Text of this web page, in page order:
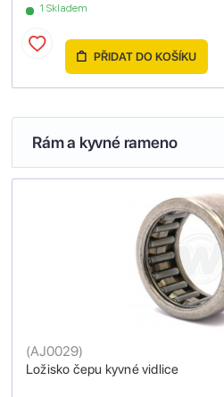
1 Skladem
PŘIDAT DO KOŠÍKU
Rám a kyvné rameno
Ložisko čepu kyvné vidlice
(AJ0029)